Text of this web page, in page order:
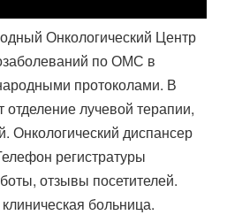
Онкологический Центр
по ОМС в
протоколами. В
лучевой терапии,
Онкологический диспансер
регистратуры
отзывы посетителей.
больница.